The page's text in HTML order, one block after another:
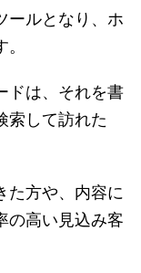
ールとなり、ホ
ドは、それを書
索して訪れた
た方や、内容に
の高い見込み客